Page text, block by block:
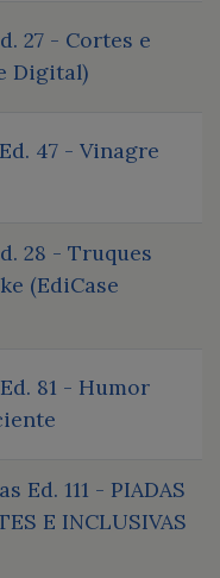
27 - Cortes e
Digital)
47 - Vinagre
28 - Truques
(EdiCase
81 - Humor
Ed. 111 - PIADAS
E INCLUSIVAS